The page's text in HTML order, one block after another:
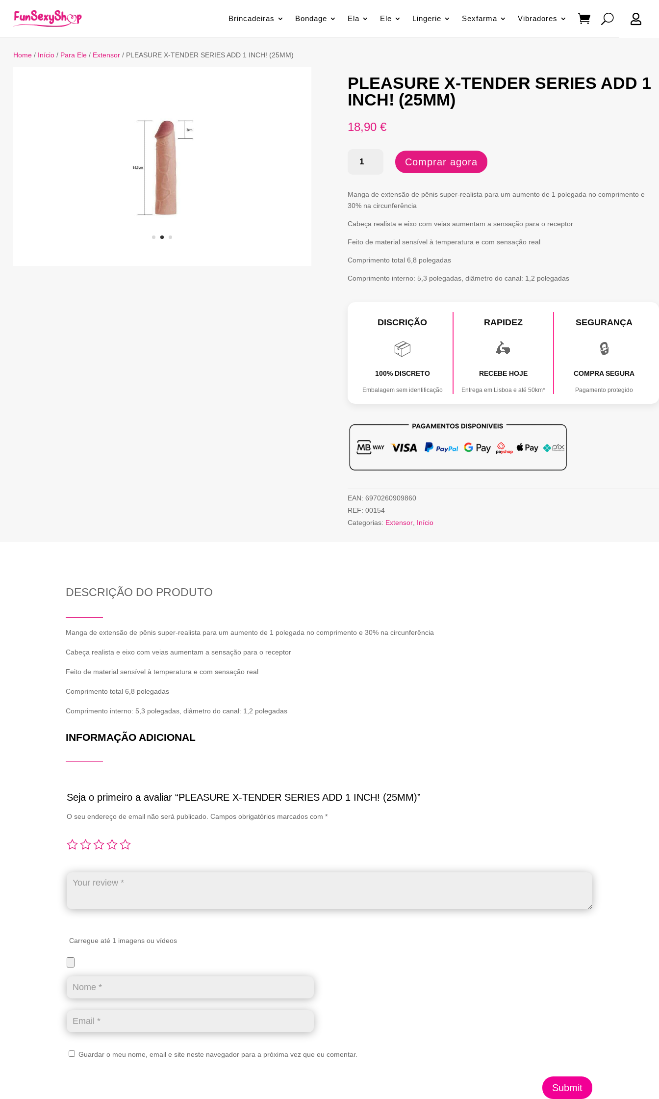
Brincadeiras Bondage Ela Ele Lingerie Sexfarma Vibradores 
Home/ Início/ Para Ele/ Extensor/ PLEASURE X-TENDER SERIES ADD 1 INCH! (25MM)
PLEASURE X-TENDER SERIES ADD 1
INCH! (25MM)
18,90 €
X-
INCH!
Comprar agora
Manga de extensão de pênis super-realista para um aumento de 1 polegada no comprimento e
30% na circunferência
Cabeça realista e eixo com veias aumentam a sensação para o receptor
Feito de material sensível à temperatura e com sensação real
Comprimento total 6,8 polegadas
Comprimento interno: 5,3 polegadas, diâmetro do canal: 1,2 polegadas
DISCRIÇÃO
📦
100% DISCRETO
Embalagem sem identificação
RAPIDEZ
🛵
RECEBE HOJE
Entrega em Lisboa e até 50km*
SEGURANÇA
🔒
COMPRA SEGURA
Pagamento protegido
EAN: 6970260909860
REF: 00154
Categorias: Extensor, Início
DESCRIÇÃO DO PRODUTO
Manga de extensão de pênis super-realista para um aumento de 1 polegada no comprimento e 30% na circunferência
Cabeça realista e eixo com veias aumentam a sensação para o receptor
Feito de material sensível à temperatura e com sensação real
Comprimento total 6,8 polegadas
Comprimento interno: 5,3 polegadas, diâmetro do canal: 1,2 polegadas
INFORMAÇÃO ADICIONAL
Seja o primeiro a avaliar “PLEASURE X-TENDER SERIES ADD 1 INCH! (25MM)”
O seu endereço de email não será publicado. Campos obrigatórios marcados com*
Carregue até 1 imagens ou vídeos
Guardar o meu nome, email e site neste navegador para a próxima vez que eu comentar.
Submit